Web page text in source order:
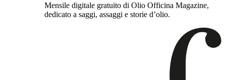
Mensile digitale gratuito di Olio Officina Magazine,
dedicato a saggi, assaggi e storie d’olio.